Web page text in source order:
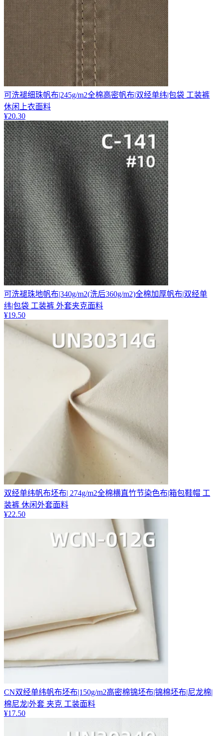
可洗褪细珠帆布|245g/m2全棉高密帆布|双经单纬|包袋 工装裤
休闲上衣面料
¥20.30
可洗褪珠地帆布|340g/m2(洗后360g/m2)全棉加厚帆布|双经单
纬|包袋 工装裤 外套夹克面料
¥19.50
双经单纬帆布坯布| 274g/m2全棉横直竹节染色布|箱包鞋帽 工
装裤 休闲外套面料
¥22.50
CN双经单纬帆布坯布|150g/m2高密棉锦坯布|锦棉坯布|尼龙棉|
棉尼龙|外套 夹克 工装面料
¥17.50